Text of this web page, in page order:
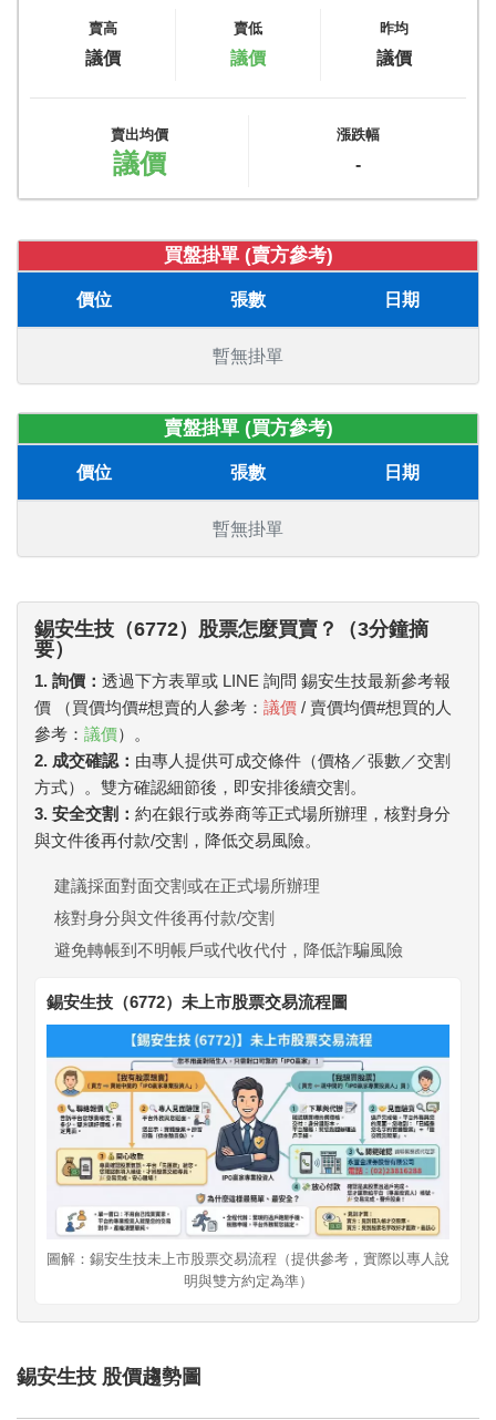
賣高
議價
賣低
議價
昨均
議價
賣出均價
議價
漲跌幅
-
買盤掛單 (賣方參考)
價位 張數 日期
暫無掛單
賣盤掛單 (買方參考)
價位 張數 日期
暫無掛單
錫安生技（6772）股票怎麼買賣？（3分鐘摘
要）
1. 詢價： 透過下方表單或 LINE 詢問 錫安生技最新參考報
價 （買價均價#想賣的人參考： 議價 / 賣價均價#想買的人
參考： 議價）。
2. 成交確認： 由專人提供可成交條件（價格／張數／交割
方式）。雙方確認細節後，即安排後續交割。
3. 安全交割： 約在銀行或券商等正式場所辦理，核對身分
與文件後再付款/交割，降低交易風險。
建議採面對面交割或在正式場所辦理
核對身分與文件後再付款/交割
避免轉帳到不明帳戶或代收代付，降低詐騙風險
錫安生技（6772）未上市股票交易流程圖
圖解：錫安生技未上市股票交易流程（提供參考，實際以專人說
明與雙方約定為準）
錫安生技 股價趨勢圖